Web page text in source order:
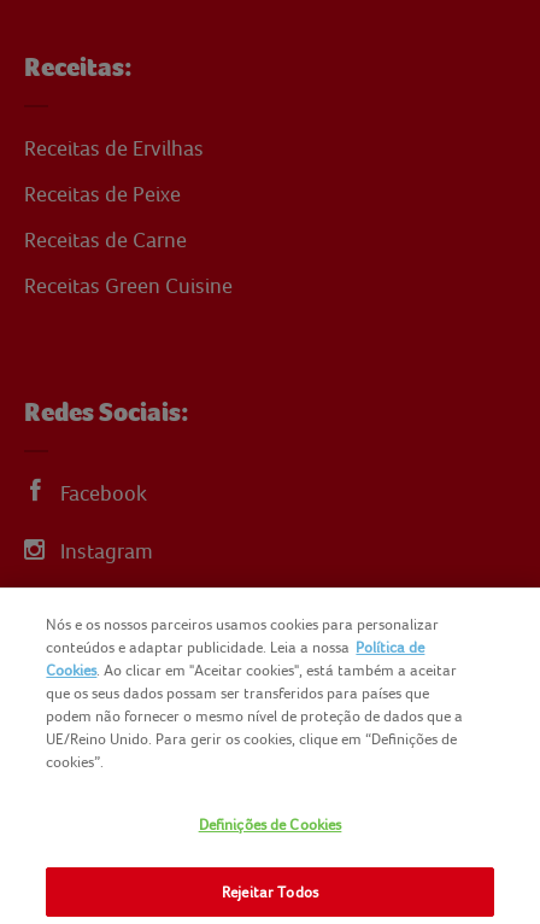
Receitas:
Receitas de Ervilhas
Receitas de Peixe
Receitas de Carne
Receitas Green Cuisine
Redes Sociais:
Facebook
Instagram
YouTube
COPYRIGHT IGLO PORTUGAL 2025
NOMAD FOODS
SITEMAP
POLÍTICA DE PRIVACIDADE
Nós e os nossos parceiros usamos cookies para personalizar
conteúdos e adaptar publicidade. Leia a nossa Política de
Cookies. Ao clicar em "Aceitar cookies", está também a aceitar
que os seus dados possam ser transferidos para países que
podem não fornecer o mesmo nível de proteção de dados que a
UE/Reino Unido. Para gerir os cookies, clique em “Definições de
cookies”.
Definições de Cookies
Rejeitar Todos